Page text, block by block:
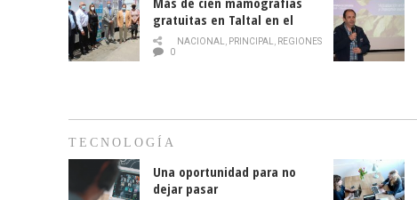
gratuitas en Taltal en el
mes de la prevención del
cáncer de mama
NACIONAL, PRINCIPAL, REGIONES
0
TECNOLOGÍA
Una oportunidad para no
dejar pasar